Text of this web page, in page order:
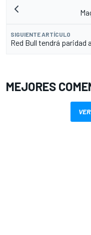
SIGUIENTE ARTÍCULO
Red Bull tendrá
MEJORES